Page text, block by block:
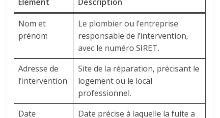
Nom et
prénom
Le plombier ou l’entreprise
responsable de l’intervention,
avec le numéro SIRET.
Adresse de
l’intervention
Site de la réparation, précisant le
logement ou le local
professionnel.
Date
Date précise à laquelle la fuite a